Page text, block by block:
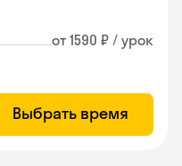
от 1590 ₽ / урок
Выбрать время